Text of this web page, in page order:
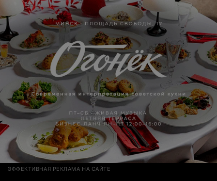
ЭФФЕКТИВНАЯ РЕКЛАМА НА САЙТЕ